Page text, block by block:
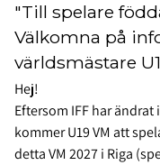
"Till spelare
Välkomna på
världsmästare
Hej!
Eftersom IFF har
kommer U19 VM att
detta VM 2027 i Riga